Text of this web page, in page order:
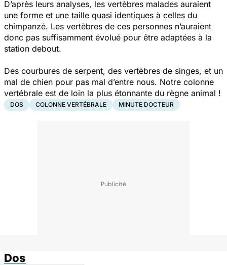
D’après leurs analyses, les vertèbres malades auraient
une forme et une taille quasi identiques à celles du
chimpanzé. Les vertèbres de ces personnes n’auraient
donc pas suffisamment évolué pour être adaptées à la
station debout.
Des courbures de serpent, des vertèbres de singes, et un
mal de chien pour pas mal d’entre nous. Notre colonne
vertébrale est de loin la plus étonnante du règne animal !
DOS COLONNE VERTÉBRALE MINUTE DOCTEUR
Dos